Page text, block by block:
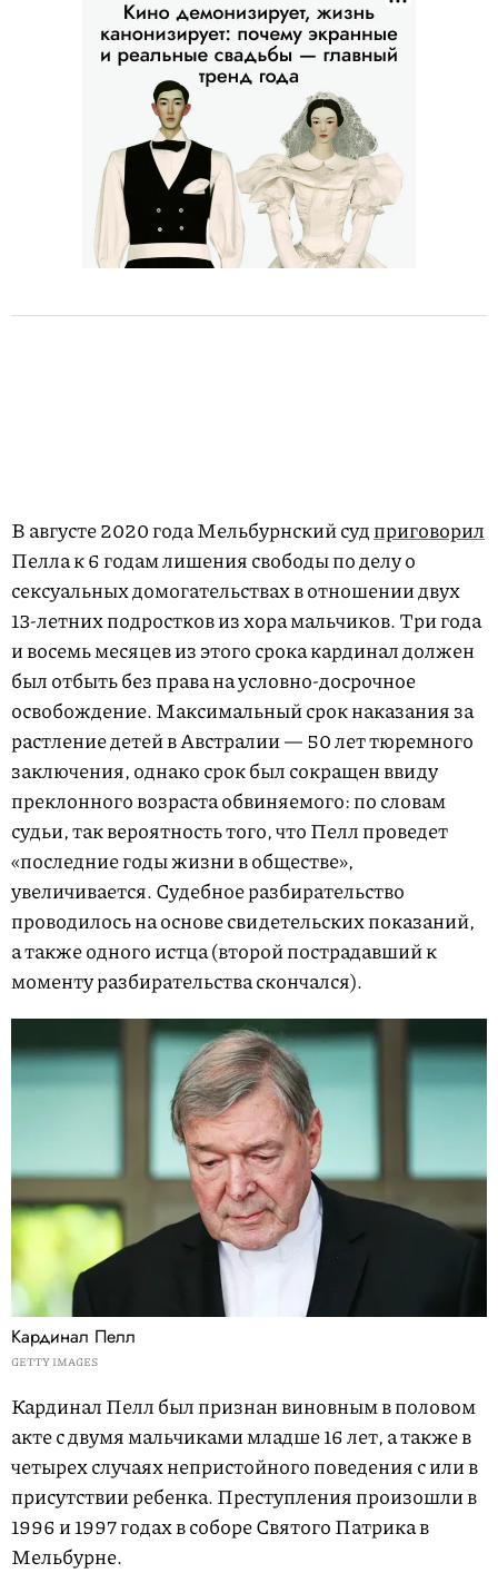
В августе 2020 года Мельбурнский судприговорил
Пелла к 6 годам лишения свободы по делу о
сексуальных домогательствах в отношении двух
13-летних подростков из хора мальчиков. Три года
и восемь месяцев из этого срока кардинал должен
был отбыть без права на условно-досрочное
освобождение. Максимальный срок наказания за
растление детей в Австралии — 50 лет тюремного
заключения, однако срок был сокращен ввиду
преклонного возраста обвиняемого: по словам
судьи, так вероятность того, что Пелл проведет
«последние годы жизни в обществе»,
увеличивается. Судебное разбирательство
проводилось на основе свидетельских показаний,
а также одного истца (второй пострадавший к
моменту разбирательства скончался).
Кардинал Пелл
GETTY IMAGES
Кардинал Пелл был признан виновным в половом
акте с двумя мальчиками младше 16 лет, а также в
четырех случаях непристойного поведения с или в
присутствии ребенка. Преступления произошли в
1996 и 1997 годах в соборе Святого Патрика в
Мельбурне.